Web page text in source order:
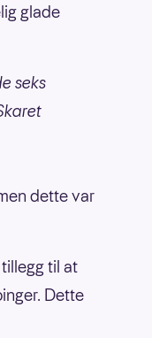
glade
seks
dette var
til at
Dette